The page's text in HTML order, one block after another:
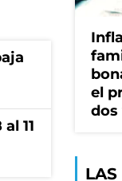
11
el
dos